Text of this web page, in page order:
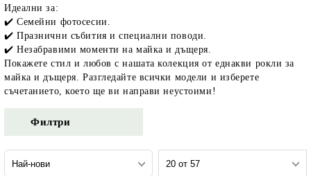
и по лични мерки
Идеални за:
✔️ Семейни фотосесии.
✔️ Празнични събития и специални поводи.
✔️ Незабравими моменти на майка и дъщеря.
Покажете стил и любов с нашата колекция от еднакви рокли за
майка и дъщеря. Разгледайте всички модели и изберете
съчетанието, което ще ви направи неустоими!
Филтри